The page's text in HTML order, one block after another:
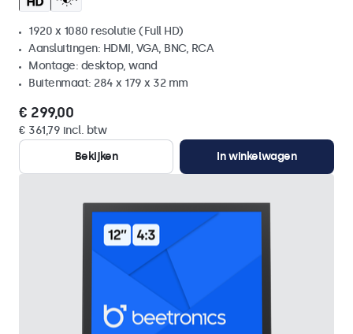
1920 x 1080 resolutie (Full HD)
Aansluitingen: HDMI, VGA, BNC, RCA
Montage: desktop, wand
Buitenmaat: 284 x 179 x 32 mm
€ 299,00
€ 361,79 incl. btw
Bekijken
In winkelwagen